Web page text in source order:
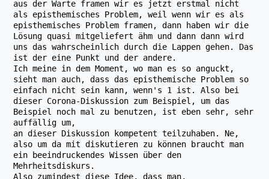
aus der Warte framen wir es jetzt erstmal nicht
als episthemisches Problem, weil wenn wir es als
episthemisches Problem framen, dann haben wir die
Lösung quasi mitgeliefert ähm und dann dann wird
uns das wahrscheinlich durch die Lappen gehen. Das
ist der eine Punkt und der andere.
Ich meine in dem Moment, wo man es so anguckt,
sieht man auch, dass das episthemische Problem so
einfach nicht sein kann, wenn's 1 ist. Also bei
dieser Corona-Diskussion zum Beispiel, um das
Beispiel noch mal zu benutzen, ist eben sehr, sehr
auffällig um,
an dieser Diskussion kompetent teilzuhaben. Ne,
also um da mit diskutieren zu können braucht man
ein beeindruckendes Wissen über den
Mehrheitsdiskurs.
Also zumindest diese Idee, dass man,